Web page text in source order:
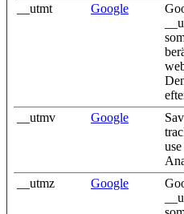
__utmt Google
__utmv Google
__utmz Google